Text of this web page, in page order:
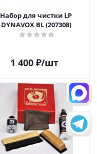
Набор для чистки LP
DYNAVOX BL (207308)
1 400₽/шт